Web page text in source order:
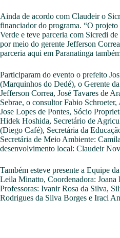
Ainda de acordo com Claudeir o
financiador do programa. “O
Verde e teve parceria com Sicredi
por meio do gerente Jefferson
parceria aqui em Paranatinga
Participaram do evento o prefeito
(Marquinhos do Dedé), o Gerente
Jefferson Correa, José Tavares de
Sebrae, o consultor Fabio
Jose Lopes de Pontes, Sócio
Hidek Hoshida, Secretário de
(Diego Café), Secretária da
Secretária de Meio Ambiente:
desenvolvimento local: Claudeir
Também esteve presente a Equipe
Leila Minatto, Coordenadora: Joana
Professoras: Ivanir Rosa da Silva,
Rodrigues da Silva Borges e Iraci